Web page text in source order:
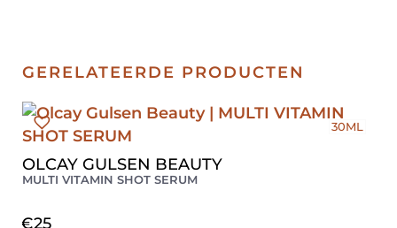
GERELATEERDE PRODUCTEN
OLCAY GULSEN BEAUTY
MULTI VITAMIN SHOT SERUM
€25
30ML